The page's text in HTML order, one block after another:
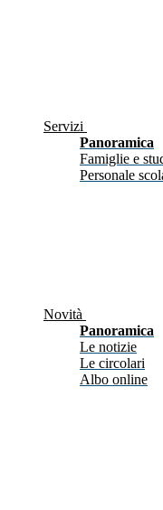
Servizi
Panoramica
Famiglie e
Personale
Novità
Panoramica
Le notizie
Le circolari
Albo online